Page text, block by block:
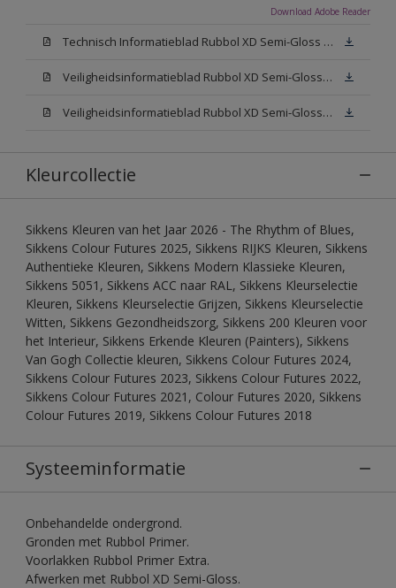
Download Adobe Reader
Technisch Informatieblad Rubbol XD Semi-Gloss (PDF)
Veiligheidsinformatieblad Rubbol XD Semi-Gloss White W05 (MSDS)
Veiligheidsinformatieblad Rubbol XD Semi-Gloss N00 (MSDS)
Kleurcollectie
Sikkens Kleuren van het Jaar 2026 - The Rhythm of Blues,
Sikkens Colour Futures 2025, Sikkens RIJKS Kleuren, Sikkens
Authentieke Kleuren, Sikkens Modern Klassieke Kleuren,
Sikkens 5051, Sikkens ACC naar RAL, Sikkens Kleurselectie
Kleuren, Sikkens Kleurselectie Grijzen, Sikkens Kleurselectie
Witten, Sikkens Gezondheidszorg, Sikkens 200 Kleuren voor
het Interieur, Sikkens Erkende Kleuren (Painters), Sikkens
Van Gogh Collectie kleuren, Sikkens Colour Futures 2024,
Sikkens Colour Futures 2023, Sikkens Colour Futures 2022,
Sikkens Colour Futures 2021, Colour Futures 2020, Sikkens
Colour Futures 2019, Sikkens Colour Futures 2018
Systeeminformatie
Onbehandelde ondergrond.
Gronden met Rubbol Primer.
Voorlakken Rubbol Primer Extra.
Afwerken met Rubbol XD Semi-Gloss.